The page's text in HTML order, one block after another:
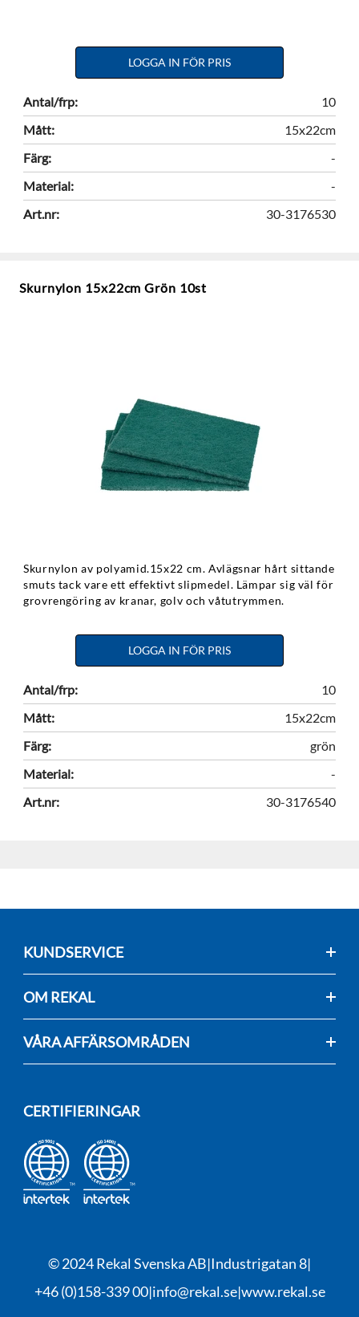
LOGGA IN FÖR PRIS
Antal/frp:
10
Mått:
15x22cm
Färg:
-
Material:
-
Art.nr:
30-3176530
Skurnylon 15x22cm Grön 10st
Skurnylon av polyamid.15x22 cm. Avlägsnar hårt sittande
smuts tack vare ett effektivt slipmedel. Lämpar sig väl för
grovrengöring av kranar, golv och våtutrymmen.
LOGGA IN FÖR PRIS
Antal/frp:
10
Mått:
15x22cm
Färg:
grön
Material:
-
Art.nr:
30-3176540
KUNDSERVICE
OM REKAL
VÅRA AFFÄRSOMRÅDEN
CERTIFIERINGAR
© 2024 Rekal Svenska AB Industrigatan 8
+46 (0)158-339 00 info@rekal.se www.rekal.se